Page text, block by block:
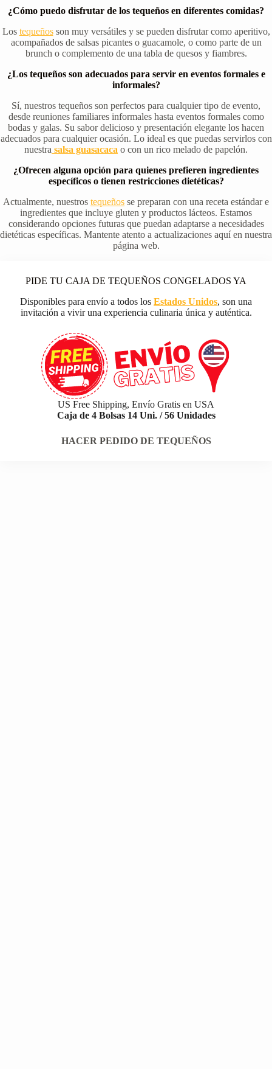
¿Cómo puedo disfrutar de los tequeños en diferentes comidas?
Los tequeñosson muy versátiles y se pueden disfrutar como aperitivo,
acompañados de salsas picantes o guacamole, o como parte de un
brunch o complemento de una tabla de quesos y fiambres.
¿Los tequeños son adecuados para servir en eventos formales e
informales?
Sí, nuestros tequeños son perfectos para cualquier tipo de evento,
desde reuniones familiares informales hasta eventos formales como
bodas y galas. Su sabor delicioso y presentación elegante los hacen
adecuados para cualquier ocasión. Lo ideal es que puedas servirlos con
nuestra salsa guasacaca o con un rico melado de papelón.
¿Ofrecen alguna opción para quienes prefieren ingredientes
específicos o tienen restricciones dietéticas?
Actualmente, nuestros tequeños se preparan con una receta estándar e
ingredientes que incluye gluten y productos lácteos. Estamos
considerando opciones futuras que puedan adaptarse a necesidades
dietéticas específicas. Mantente atento a actualizaciones aquí en nuestra
página web.
PIDE TU CAJA DE TEQUEÑOS CONGELADOS YA
Disponibles para envío a todos los Estados Unidos, son una
invitación a vivir una experiencia culinaria única y auténtica.
US Free Shipping, Envío Gratis en USA
Caja de 4 Bolsas 14 Uni. / 56 Unidades
HACER PEDIDO DE TEQUEÑOS